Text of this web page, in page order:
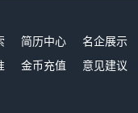
简历中心 名企展示
金币充值 意见建议